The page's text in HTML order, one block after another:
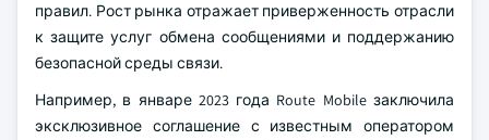
правил. Рост рынка отражает приверженность отрасли
к защите услуг обмена сообщениями и поддержанию
безопасной среды связи.
Например, в январе 2023 года Route Mobile заключила
эксклюзивное соглашение с известным оператором